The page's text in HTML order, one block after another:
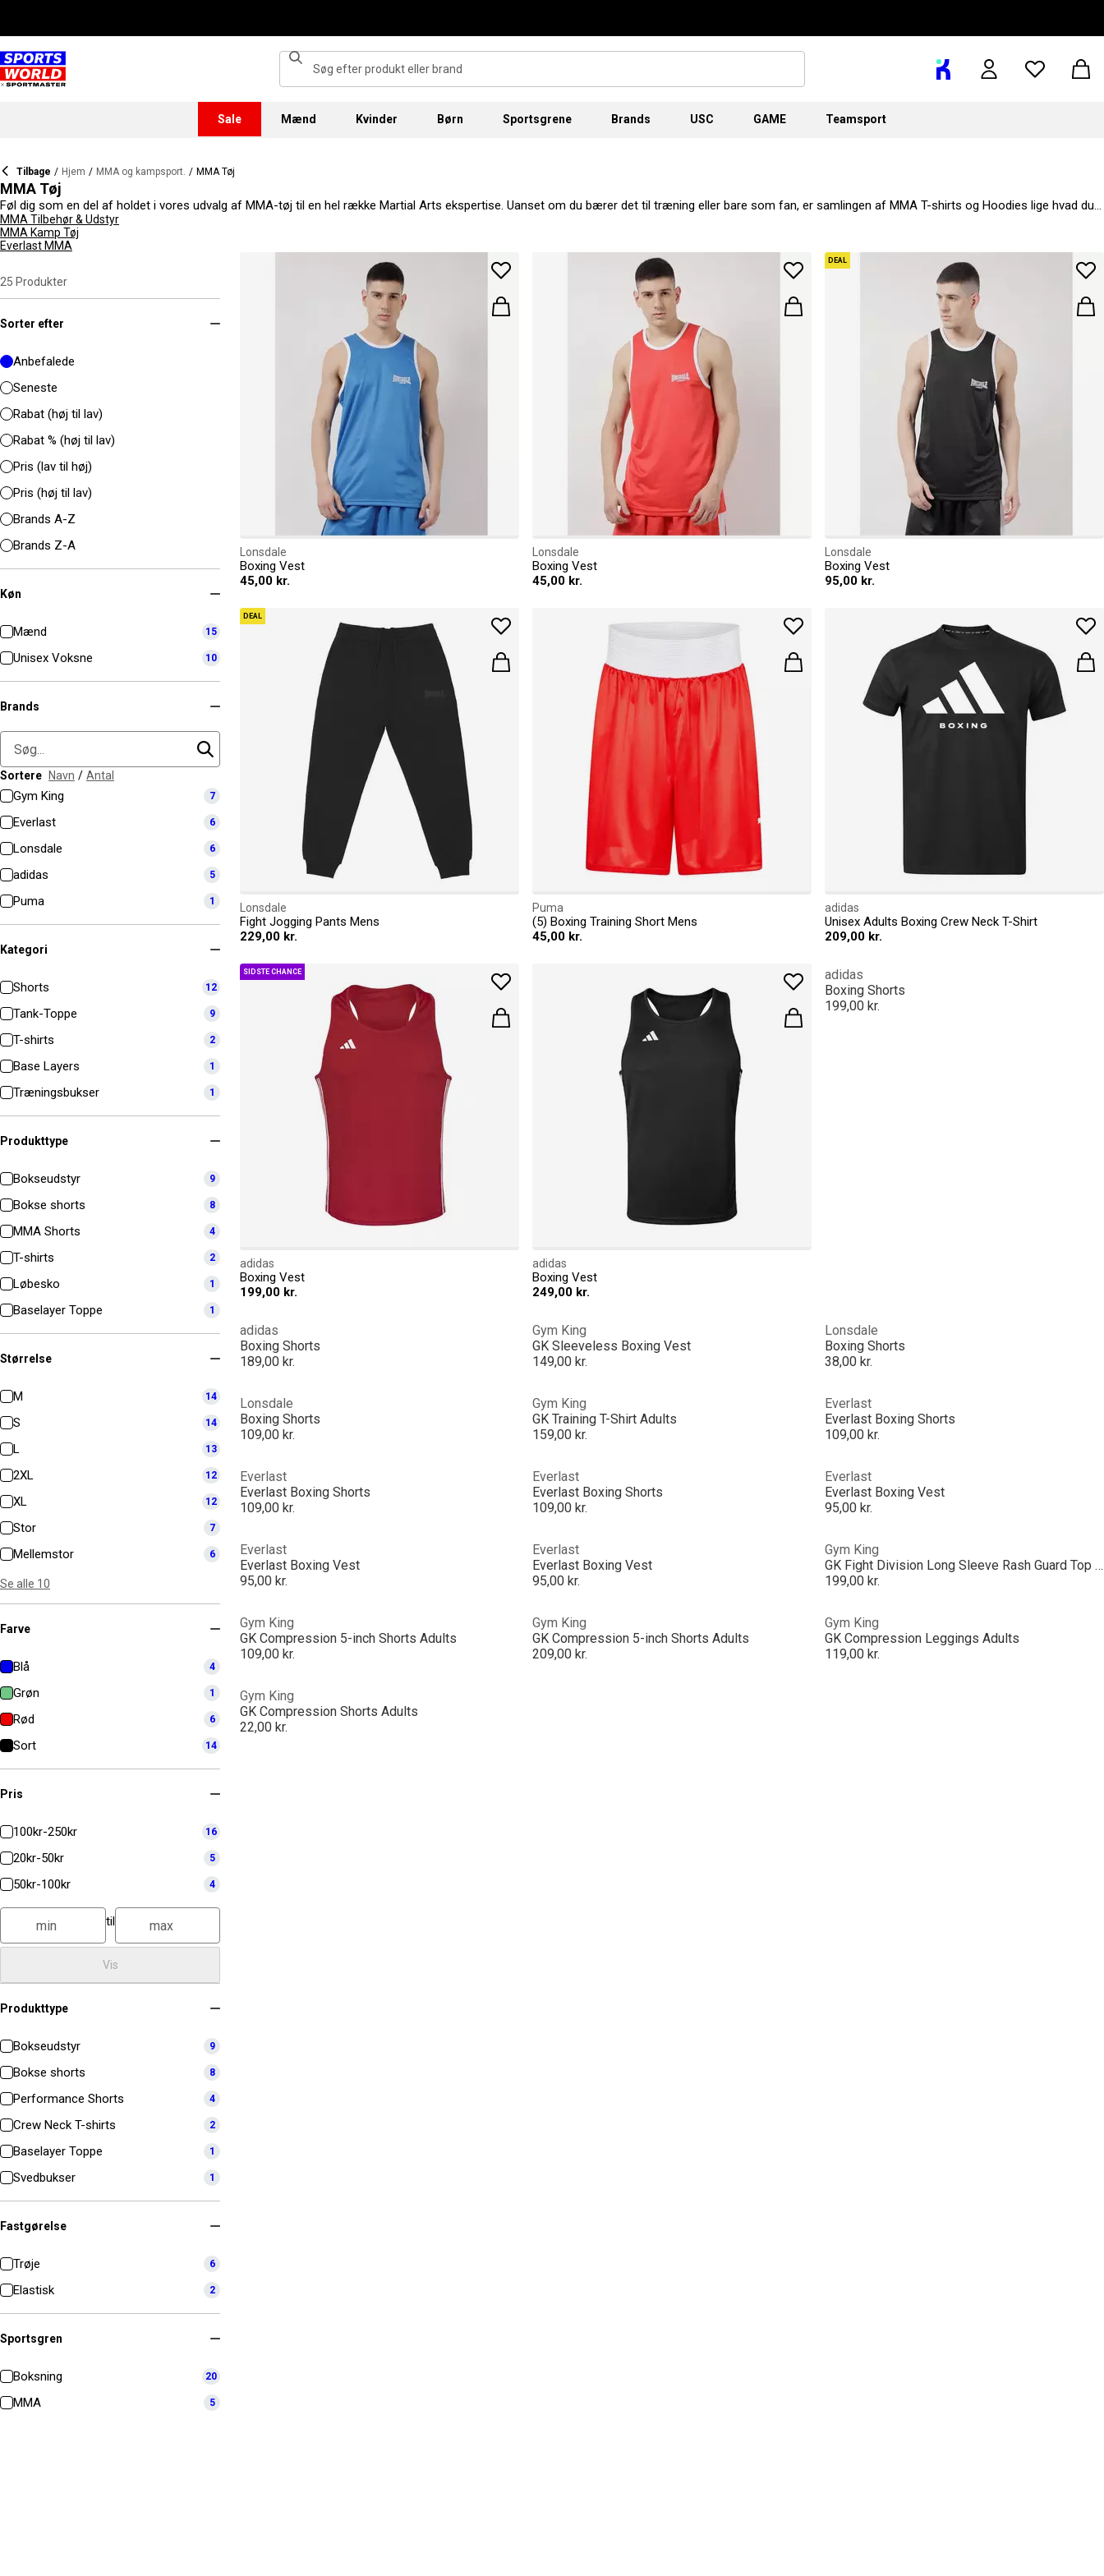
Sale Mænd Kvinder Børn Sportsgrene Brands USC GAME Teamsport
Tilbage / Hjem / MMA og kampsport. / MMA Tøj
MMA Tøj
Føl dig som en del af holdet i vores udvalg af MMA-tøj til en hel række Martial Arts ekspertise. Uanset om du bærer det til træning eller bare som fan, er samlingen af MMA T-shirts og Hoodies lige hvad du
har brug for. Fra Tapout-tøj til MMA-uniformer og træningstøj kan du finde det bedste kvalitet MMA-tøj her.
MMA Tilbehør & Udstyr
MMA Kamp Tøj
Everlast MMA
25 Produkter
Sorter efter
Anbefalede
Seneste
Rabat (høj til lav)
Rabat % (høj til lav)
Pris (lav til høj)
Pris (høj til lav)
Brands A-Z
Brands Z-A
Køn
Mænd 15
Unisex Voksne 10
Brands
Sortere Navn / Antal
Gym King 7
Everlast 6
Lonsdale 6
adidas 5
Puma 1
Kategori
Shorts 12
Tank-Toppe 9
T-shirts 2
Base Layers 1
Træningsbukser 1
Produkttype
Bokseudstyr 9
Bokse shorts 8
MMA Shorts 4
T-shirts 2
Løbesko 1
Baselayer Toppe 1
Størrelse
M 14
S 14
L 13
2XL 12
XL 12
Stor 7
Mellemstor 6
Se alle 10
Farve
Blå 4
Grøn 1
Rød 6
Sort 14
Pris
100kr-250kr 16
20kr-50kr 5
50kr-100kr 4
til
Vis
Produkttype
Bokseudstyr 9
Bokse shorts 8
Performance Shorts 4
Crew Neck T-shirts 2
Baselayer Toppe 1
Svedbukser 1
Fastgørelse
Trøje 6
Elastisk 2
Sportsgren
Boksning 20
MMA 5
Lonsdale
Boxing Vest
45,00 kr.
Lonsdale
Boxing Vest
45,00 kr.
DEAL
Lonsdale
Boxing Vest
95,00 kr.
DEAL
Lonsdale
Fight Jogging Pants Mens
229,00 kr.
Puma
(5) Boxing Training Short Mens
45,00 kr.
adidas
Unisex Adults Boxing Crew Neck T-Shirt
209,00 kr.
SIDSTE CHANCE
adidas
Boxing Vest
199,00 kr.
adidas
Boxing Vest
249,00 kr.
adidas
Boxing Shorts
199,00 kr.
adidas
Boxing Shorts
189,00 kr.
Gym King
GK Sleeveless Boxing Vest
149,00 kr.
Lonsdale
Boxing Shorts
38,00 kr.
Lonsdale
Boxing Shorts
109,00 kr.
Gym King
GK Training T-Shirt Adults
159,00 kr.
Everlast
Everlast Boxing Shorts
109,00 kr.
Everlast
Everlast Boxing Shorts
109,00 kr.
Everlast
Everlast Boxing Shorts
109,00 kr.
Everlast
Everlast Boxing Vest
95,00 kr.
Everlast
Everlast Boxing Vest
95,00 kr.
Everlast
Everlast Boxing Vest
95,00 kr.
Gym King
GK Fight Division Long Sleeve Rash Guard Top Mens
199,00 kr.
Gym King
GK Compression 5-inch Shorts Adults
109,00 kr.
Gym King
GK Compression 5-inch Shorts Adults
209,00 kr.
Gym King
GK Compression Leggings Adults
119,00 kr.
Gym King
GK Compression Shorts Adults
22,00 kr.